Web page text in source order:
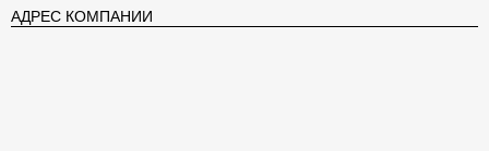
АДРЕС КОМПАНИИ